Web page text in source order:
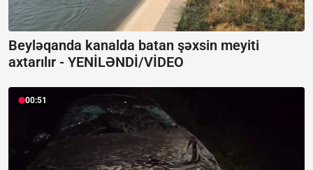
Beyləqanda kanalda batan şəxsin meyiti
axtarılır - YENİLƏNDİ/VİDEO
00:51